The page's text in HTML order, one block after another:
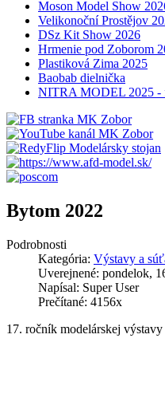
Moson Model Show
Velikonoční Prostějov
DSz Kit Show 2026
Hrmenie pod Zoborom
Plastiková Zima 2025
Baobab dielnička
NITRA MODEL 2025 -
Bytom 2022
Podrobnosti
Kategória: Výstavy a
Uverejnené: pondelok,
Napísal: Super User
Prečítané: 4156x
17. ročník modelárskej